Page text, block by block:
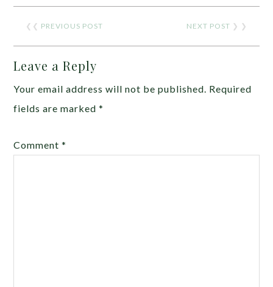
❮❮ PREVIOUS POST NEXT POST ❯ ❯
Leave a Reply
Your email address will not be published. Required
fields are marked*
Comment*